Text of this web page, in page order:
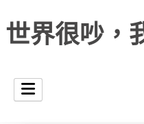
世界很吵，